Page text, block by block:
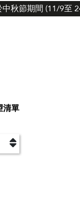
秋節期間 (11/9至
清單